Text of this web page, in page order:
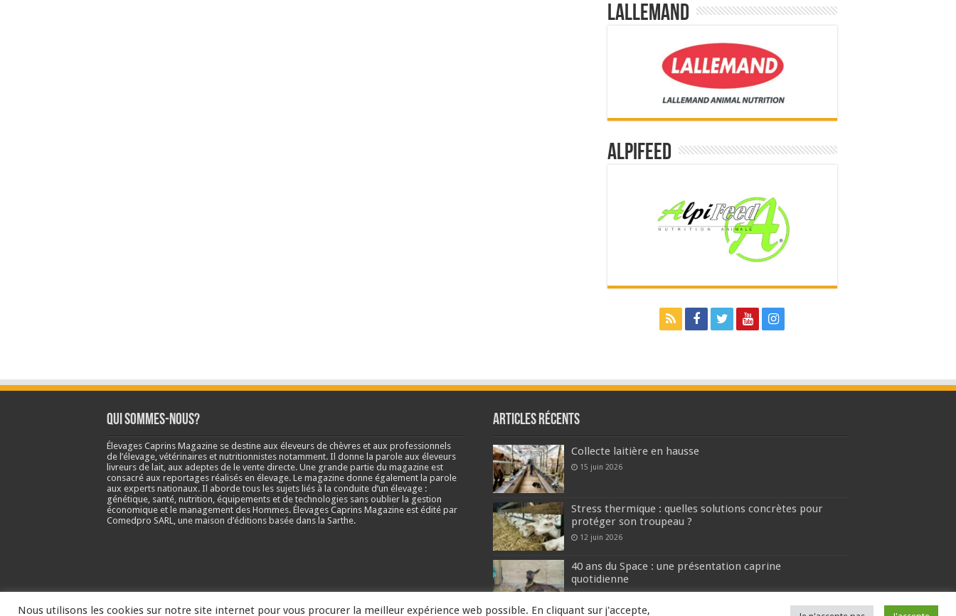
Lallemand
Alpifeed
Qui sommes-nous?
Élevages Caprins Magazine se destine aux éleveurs de chèvres et aux professionnels
de l’élevage, vétérinaires et nutritionnistes notamment. Il donne la parole aux éleveurs
livreurs de lait, aux adeptes de le vente directe. Une grande partie du magazine est
consacré aux reportages réalisés en élevage. Le magazine donne également la parole
aux experts nationaux. Il aborde tous les sujets liés à la conduite d’un élevage :
génétique, santé, nutrition, équipements et de technologies sans oublier la gestion
économique et le management des Hommes. Élevages Caprins Magazine est édité par
Comedpro SARL, une maison d’éditions basée dans la Sarthe.
Articles récents
Collecte laitière en hausse
15 juin 2026
Stress thermique : quelles solutions concrètes pour
protéger son troupeau ?
12 juin 2026
40 ans du Space : une présentation caprine
quotidienne
2 juin 2026
Nous utilisons les cookies sur notre site internet pour vous procurer la meilleur expérience web possible. En cliquant sur j'accepte,